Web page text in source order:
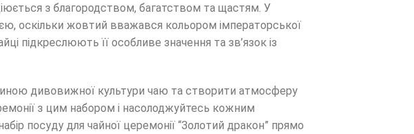
з благородством, багатством та щастям. У
оскільки жовтий вважався кольором імператорської
підкреслюють її особливе значення та зв’язок із
дивовижної культури чаю та створити атмосферу
з цим набором і насолоджуйтесь кожним
посуду для чайної церемонії “Золотий дракон” прямо